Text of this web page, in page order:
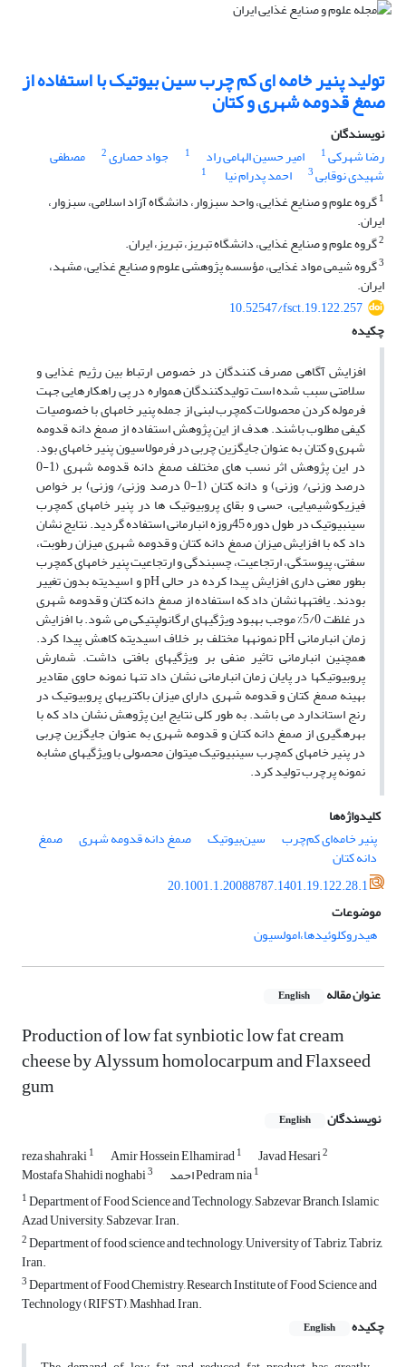
تولید پنیر خامه ای کم چرب سین بیوتیک با استفاده از
صمغ قدومه شهری و کتان
نویسندگان
رضا شهرکی1 امیر حسین الهامی راد 1 جواد حصاری2 مصطفی
شهیدی نوقابی3 احمد پدرام نیا
1
1گروه علوم و صنایع غذایی، واحد سبزوار، دانشگاه آزاد اسلامی، سبزوار،
ایران.
2گروه علوم و صنایع غذایی، دانشگاه تبریز، تبریز، ایران.
3گروه شیمی مواد غذایی، مؤسسه پژوهشی علوم و صنایع غذایی، مشهد،
ایران.
10.52547/fsct.19.122.257
چکیده
افزایش آگاهی مصرف کنندگان در خصوص ارتباط بین رژیم غذایی و
سلامتی سبب شده است تولیدکنندگان همواره در پی راهکارهایی جهت
فرموله کردن محصولات کم­چرب لبنی از جمله پنیر خامه­ای با خصوصیات
کیفی مطلوب باشند. هدف از این پژوهش استفاده از صمغ دانه قدومه
شهری و کتان به عنوان جایگزین چربی در فرمولاسیون پنیر خامه­ای بود.
در این پژوهش اثر نسب های مختلف صمغ دانه قدومه شهری (1-0
درصد وزنی/ وزنی) و دانه کتان (1-0 درصد وزنی/ وزنی) بر خواص
فیزیکوشیمیایی، حسی و بقای پروبیوتیک ها در پنیر خامه­ای کم­چرب
سین­بیوتیک در طول دوره 45روزه انبارمانی استفاده گردید. نتایج نشان
داد که با افزایش میزان صمغ دانه کتان و قدومه شهری میزان رطوبت،
سفتی، پیوستگی، ارتجاعیت، چسبندگی و ارتجاعیت پنیر خامه­ای کم­چرب
بطور معنی داری افزایش پیدا کرده در حالیpHو اسیدیته بدون تغییر
بودند. یافته­ها نشان داد که استفاده از صمغ دانه کتان و قدومه شهری
در غلظت 5/0% موجب بهبود ویژگی­های ارگانولپتیکی می شود. با افزایش
زمان انبارمانیpHنمونه­ها مختلف بر خلاف اسیدیته کاهش پیدا کرد.
همچنین انبارمانی تاثیر منفی بر ویژگی­های بافتی داشت. شمارش
پروبیوتیک­ها در پایان زمان انبارمانی نشان داد تنها نمونه حاوی مقادیر
بهینه صمغ کتان و قدومه شهری دارای میزان باکتری­های پروبیوتیک در
رنج استاندارد می باشد. به طور کلی نتایج این پژوهش نشان داد که با
بهره­گیری از صمغ دانه کتان و قدومه شهری به عنوان جایگزین چربی
در پنیر خامه­ای کم­چرب سین­بیوتیک می­توان محصولی با ویژگی­های مشابه
نمونه پرچرب تولید کرد.
کلیدواژه‌ها
پنیر خامه‌ای کم‌چرب
سین‌بیوتیک صمغ دانه قدومه شهری صمغ
دانه کتان
20.1001.1.20088787.1401.19.122.28.1
موضوعات
هیدروکلوئیدها،امولسیون
عنوان مقاله English
Production of low fat synbiotic low fat cream
cheese by Alyssum homolocarpum and Flaxseed
gum
نویسندگان English
reza shahraki1 Amir Hossein Elhamirad1 Javad Hesari2
Mostafa Shahidi noghabi3 احمد Pedram nia1
1Department of Food Science and Technology, Sabzevar Branch, Islamic
Azad University, Sabzevar, Iran.
2Department of food science and technology, University of Tabriz, Tabriz,
Iran.
3Department of Food Chemistry, Research Institute of Food Science and
Technology (RIFST), Mashhad, Iran.
چکیده
English